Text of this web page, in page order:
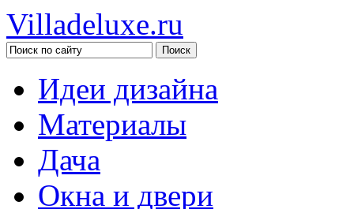
Villadeluxe.ru
Идеи дизайна
Материалы
Дача
Окна и двери